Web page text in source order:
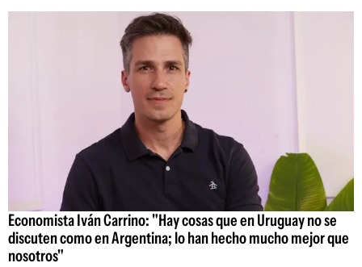
Economista Iván Carrino: "Hay cosas que en Uruguay no se
discuten como en Argentina; lo han hecho mucho mejor que
nosotros"